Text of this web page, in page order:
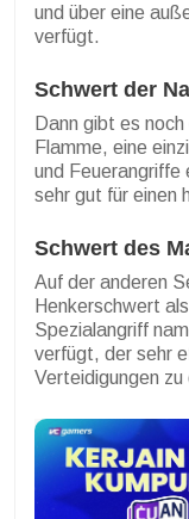
und über eine
verfügt.
Schwert der
Dann gibt es
Flamme, eine
und Feuerangriffe
sehr gut für einen
Schwert des
Auf der anderen
Henkerschwert
Spezialangriff
verfügt, der sehr
Verteidigungen zu